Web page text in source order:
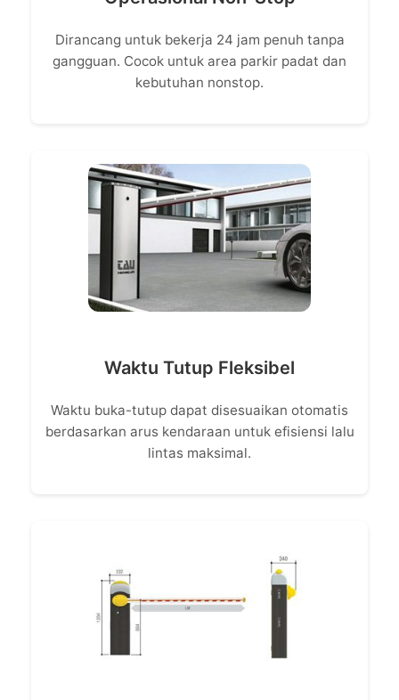
Dirancang untuk bekerja 24 jam penuh tanpa
gangguan. Cocok untuk area parkir padat dan
kebutuhan nonstop.
Waktu Tutup Fleksibel
Waktu buka-tutup dapat disesuaikan otomatis
berdasarkan arus kendaraan untuk efisiensi lalu
lintas maksimal.